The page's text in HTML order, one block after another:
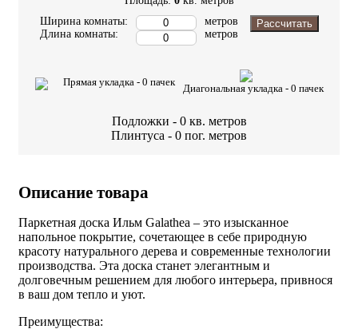
Ширина комнаты:
Длина комнаты:
метров
метров
Рассчитать
Прямая укладка - 0 пачек
Диагональная укладка - 0 пачек
Подложки - 0 кв. метров
Плинтуса - 0 пог. метров
Описание товара
Паркетная доска Ильм Galathea – это изысканное
напольное покрытие, сочетающее в себе природную
красоту натурального дерева и современные технологии
производства. Эта доска станет элегантным и
долговечным решением для любого интерьера, привнося
в ваш дом тепло и уют.
Преимущества: